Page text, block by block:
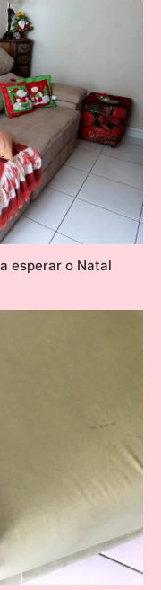
esperar o Natal